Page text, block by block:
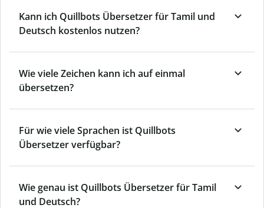
Kann ich Quillbots Übersetzer für Tamil und
Deutsch kostenlos nutzen?
Wie viele Zeichen kann ich auf einmal
übersetzen?
Für wie viele Sprachen ist Quillbots
Übersetzer verfügbar?
Wie genau ist Quillbots Übersetzer für Tamil
und Deutsch?